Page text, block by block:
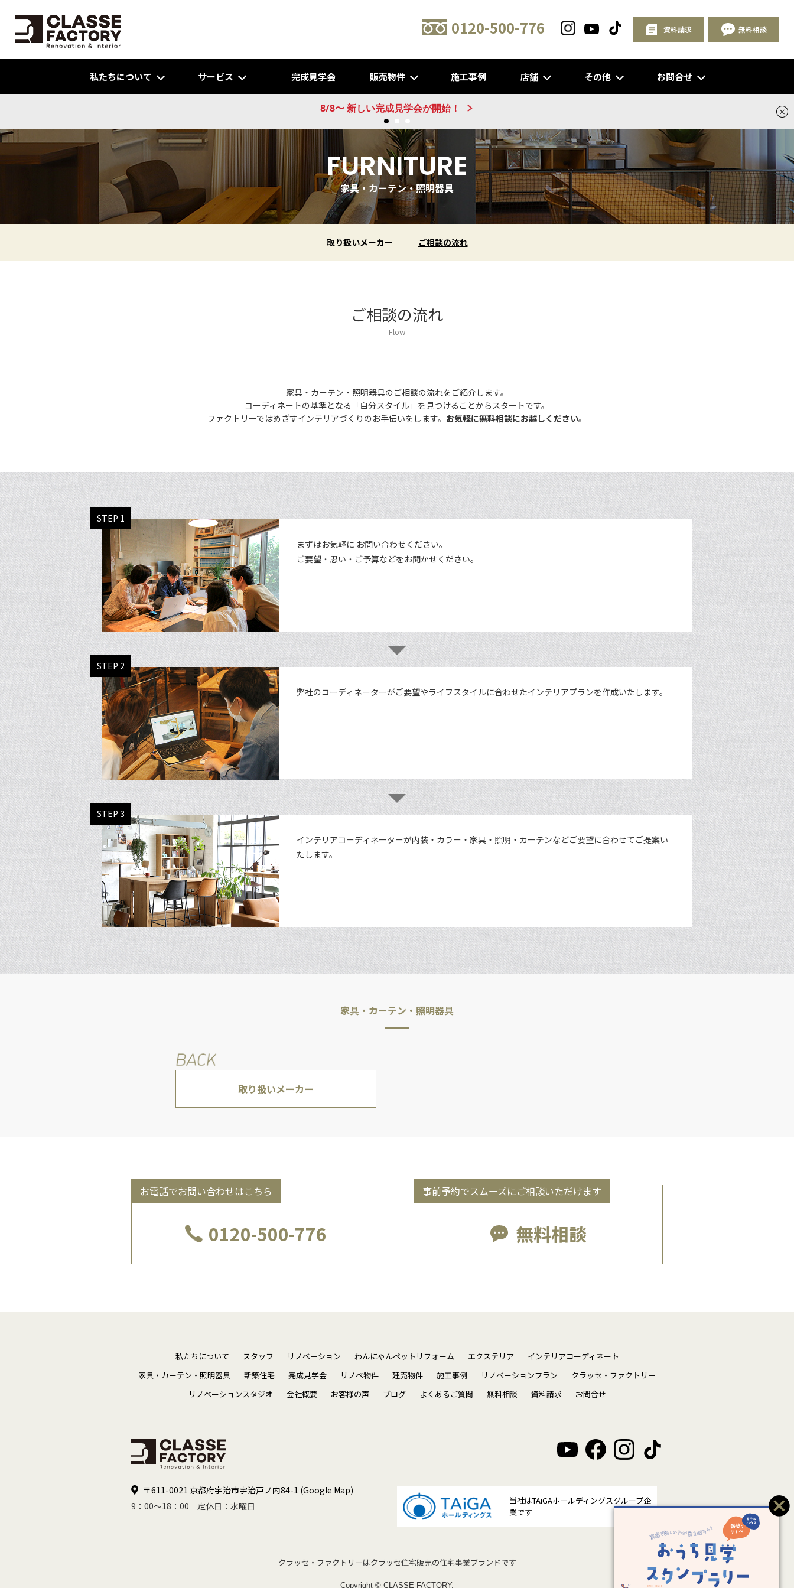
0120-500-776 資料請求 無料相談
私たちについて サービス 完成見学会 販売物件 施工事例 店舗 その他 お問合せ
新建売物件 販売開始！@城陽
FURNITURE
家具・カーテン・照明器具
取り扱いメーカー ご相談の流れ
ご相談の流れ
Flow
家具・カーテン・照明器具のご相談の流れをご紹介します。
コーディネートの基準となる「自分スタイル」を見つけることからスタートです。
ファクトリーではめざすインテリアづくりのお手伝いをします。 お気軽に無料相談にお越しください。
STEP 1
まずはお気軽に お問い合わせください。
ご要望・思い・ご予算などをお聞かせください。
STEP 2
弊社のコーディネーターがご要望やライフスタイルに合わせたインテリアプランを作成いたします。
STEP 3
インテリアコーディネーターが内装・カラー・家具・照明・カーテンなどご要望に合わせてご提案い
たします。
家具・カーテン・照明器具
取り扱いメーカー
お電話でお問い合わせはこちら
0120-500-776
事前予約でスムーズにご相談いただけます
無料相談
私たちについて スタッフ リノベーション わんにゃんペットリフォーム エクステリア
インテリアコーディネート
家具・カーテン・照明器具
新築住宅 完成見学会 リノベ物件 建売物件 施工事例 リノベーションプラン
クラッセ・ファクトリー
リノベーションスタジオ
会社概要 お客様の声 ブログ よくあるご質問 無料相談 資料請求 お問合せ
〒611-0021 京都府宇治市宇治戸ノ内84-1 (Google Map)
9：00～18：00 定休日：水曜日
当社はTAiGAホールディングスグループ企
業です
クラッセ・ファクトリーはクラッセ住宅販売の住宅事業ブランドです
Copyright © CLASSE FACTORY.